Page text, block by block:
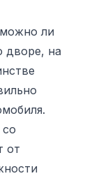
ли
дворе, на
от